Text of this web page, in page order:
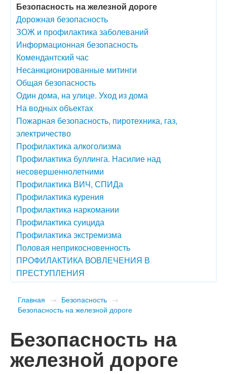
Безопасность на железной дороге
Дорожная безопасность
ЗОЖ и профилактика заболеваний
Информационная безопасность
Комендантский час
Несанкционированные митинги
Общая безопасность
Один дома, на улице. Уход из дома
На водных объектах
Пожарная безопасность, пиротехника, газ,
электричество
Профилактика алкоголизма
Профилактика буллинга. Насилие над
несовершеннолетними
Профилактика ВИЧ, СПИДа
Профилактика курения
Профилактика наркомании
Профилактика суицида
Профилактика экстремизма
Половая неприкосновенность
ПРОФИЛАКТИКА ВОВЛЕЧЕНИЯ В
ПРЕСТУПЛЕНИЯ
Главная → Безопасность →
Безопасность на железной дороге
Безопасность на
железной дороге